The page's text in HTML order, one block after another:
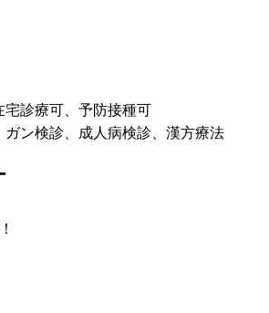
宅診療可、予防接種可
ガン検診、成人病検診、漢方療法